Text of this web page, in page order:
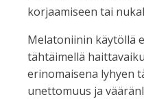
korjaamiseen tai
Melatoniinin käytöllä
tähtäimellä
erinomaisena lyhyen
unettomuus ja